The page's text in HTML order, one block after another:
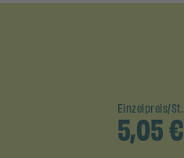
Einzelpreis/St.
5,05€